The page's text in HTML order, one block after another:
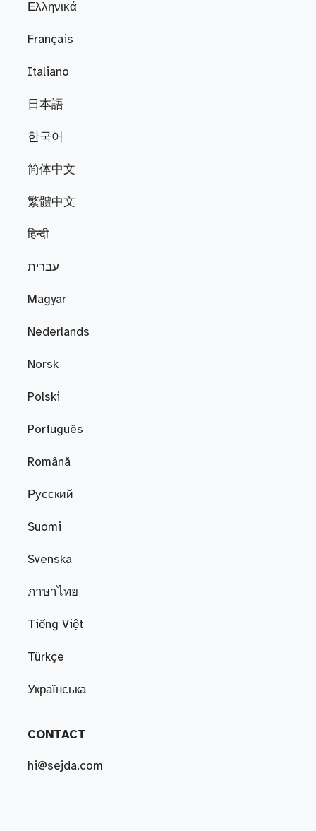
Ελληνικά
Français
Italiano
日本語
한국어
简体中文
繁體中文
हिन्दी
עברית
Magyar
Nederlands
Norsk
Polski
Português
Română
Русский
Suomi
Svenska
ภาษาไทย
Tiếng Việt
Türkçe
Українська
CONTACT
hi@sejda.com